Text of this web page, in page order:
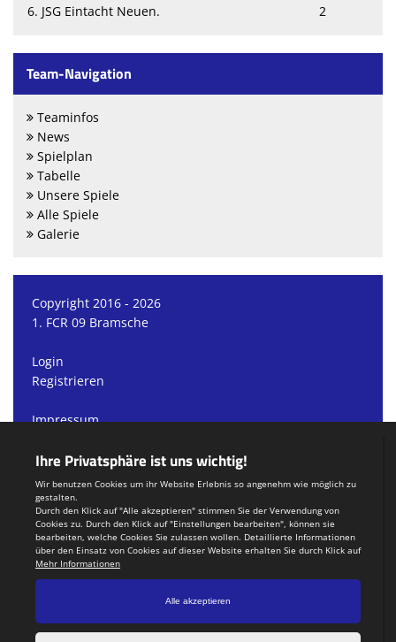
6. JSG Eintacht Neuen.
2
Team-Navigation
Teaminfos
News
Spielplan
Tabelle
Unsere Spiele
Alle Spiele
Galerie
Copyright 2016 - 2026
1. FCR 09 Bramsche
Login
Registrieren
Impressum
Teamsports 2
Dein Sportverein online